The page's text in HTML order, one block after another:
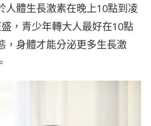
人體生長激素在晚上10點到凌
，青少年轉大人最好在10點
，身體才能分泌更多生長激